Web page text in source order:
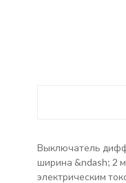
Выключатель
ширина &ndash; 2
электрическим